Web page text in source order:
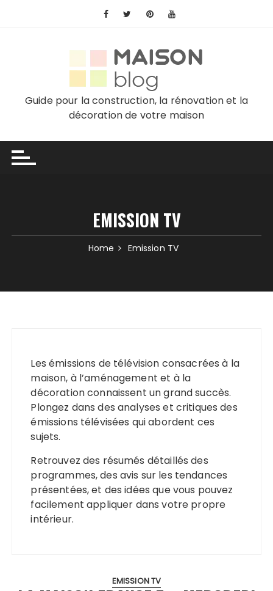
Guide pour la construction, la rénovation et la
décoration de votre maison
EMISSION TV
Home Emission TV
Les émissions de télévision consacrées à la
maison, à l’aménagement et à la
décoration connaissent un grand succès.
Plongez dans des analyses et critiques des
émissions télévisées qui abordent ces
sujets.
Retrouvez des résumés détaillés des
programmes, des avis sur les tendances
présentées, et des idées que vous pouvez
facilement appliquer dans votre propre
intérieur.
EMISSION TV